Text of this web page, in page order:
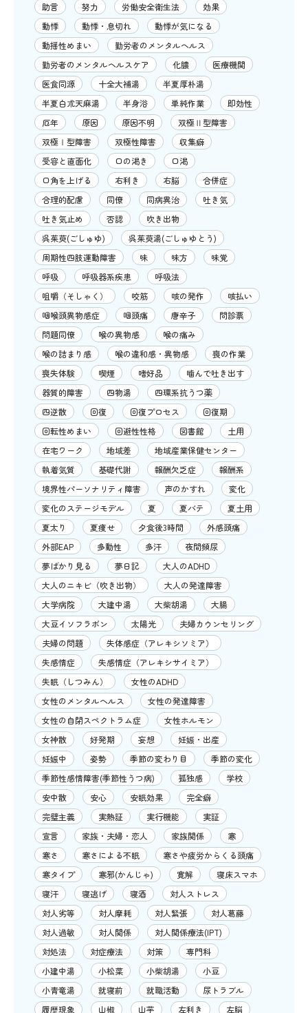
助言
努力 労働安全衛生法
効果
動悸
動悸・息切れ
動悸が気になる
動揺性めまい
勤労者のメンタルヘルス
勤労者のメンタルヘルスケア
化膿
医療機関
医食同源
十全大補湯
半夏厚朴湯
半夏白朮天麻湯
半身浴 単純作業
即効性
厄年
原因 原因不明
双極Ⅱ型障害
双極Ⅰ型障害
双極性障害
収集癖
受容と直面化
口の渇き
口渇
口角を上げる
右利き 右脳
合併症
合理的配慮
同僚 同病異治
吐き気
吐き気止め
否認
吹き出物
呉茱萸(ごしゅゆ)
呉茱萸湯(ごしゅゆとう)
周期性四肢運動障害
味 味方
味覚
呼吸
呼吸器系疾患
呼吸法
咀嚼（そしゃく）
咬筋 咳の発作
咳払い
咽喉頭異物感症
咽頭痛 唐辛子
問診票
問題同僚
喉の異物感
喉の痛み
喉の詰まり感
喉の違和感・異物感
喪の作業
喪失体験
喫煙 嗜好品
噛んで吐き出す
器質的障害
四物湯
四環系抗うつ薬
四逆散
回復 回復プロセス
回復期
回転性めまい
回避性性格 図書館
土用
在宅ワーク
地域差
地域産業保健センター
執着気質
基礎代謝 報酬欠乏症
報酬系
境界性パーソナリティ障害
声のかすれ
変化
変化のステージモデル
夏 夏バテ
夏土用
夏太り
夏痩せ 夕食後3時間
外感頭痛
外部EAP
多動性 多汗
夜間頻尿
夢ばかり見る
夢日記
大人のADHD
大人のニキビ（吹き出物）
大人の発達障害
大学病院
大建中湯 大柴胡湯
大腸
大豆イソフラボン
太陽光
夫婦カウンセリング
夫婦の問題
失体感症（アレキシソミア）
失感情症
失感情症（アレキシサイミア）
失眠（しつみん）
女性のADHD
女性のメンタルヘルス
女性の発達障害
女性の自閉スペクトラム症
女性ホルモン
女神散
好発期 妄想
妊娠・出産
妊娠中
姿勢 季節の変わり目
季節の変化
季節性感情障害(季節性うつ病)
孤独感
学校
安中散
安心 安眠効果
完全癖
完璧主義
実熱証 実行機能
実証
宣言
家族・夫婦・恋人 家族関係
寒
寒さ
寒さによる不眠
寒さや疲労からくる頭痛
寒タイプ
寒邪(かんじゃ) 寛解
寝床スマホ
寝汗
寝逃げ 寝酒
対人ストレス
対人劣等
対人摩耗 対人緊張
対人葛藤
対人過敏
対人関係
対人関係療法(IPT)
対処法
対症療法 対策
専門科
小建中湯
小松菜 小柴胡湯
小豆
小青竜湯
就寝前 就職活動
尿トラブル
履歴現象
山椒 山芋 左利き 左脳